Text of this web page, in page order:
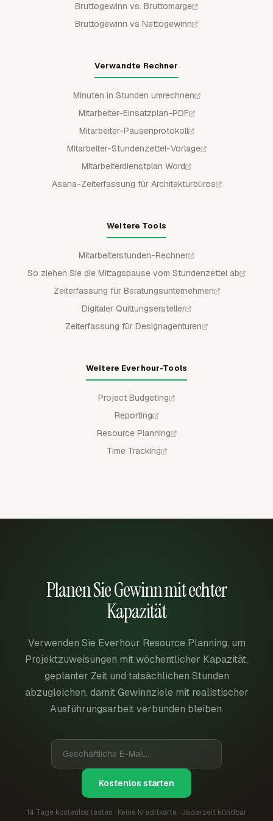
Bruttogewinn vs. Bruttomarge
Bruttogewinn vs Nettogewinn
Verwandte Rechner
Minuten in Stunden umrechnen
Mitarbeiter-Einsatzplan-PDF
Mitarbeiter-Pausenprotokoll
Mitarbeiter-Stundenzettel-Vorlage
Mitarbeiterdienstplan Word
Asana-Zeiterfassung für Architekturbüros
Weitere Tools
Mitarbeiterstunden-Rechner
So ziehen Sie die Mittagspause vom Stundenzettel ab
Zeiterfassung für Beratungsunternehmen
Digitaler Quittungsersteller
Zeiterfassung für Designagenturen
Weitere Everhour-Tools
Project Budgeting
Reporting
Resource Planning
Time Tracking
Planen Sie Gewinn mit echter
Kapazität
Verwenden Sie Everhour Resource Planning, um
Projektzuweisungen mit wöchentlicher Kapazität,
geplanter Zeit und tatsächlichen Stunden
abzugleichen, damit Gewinnziele mit realistischer
Ausführungsarbeit verbunden bleiben.
Kostenlos starten
14 Tage kostenlos testen · Keine Kreditkarte · Jederzeit kündbar